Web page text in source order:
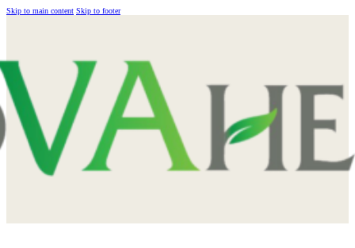
Skip to main content Skip to footer